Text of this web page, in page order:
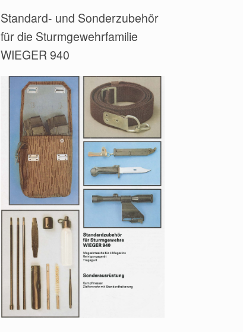
Standard- und Sonderzubehör
für die Sturmgewehrfamilie
WIEGER 940